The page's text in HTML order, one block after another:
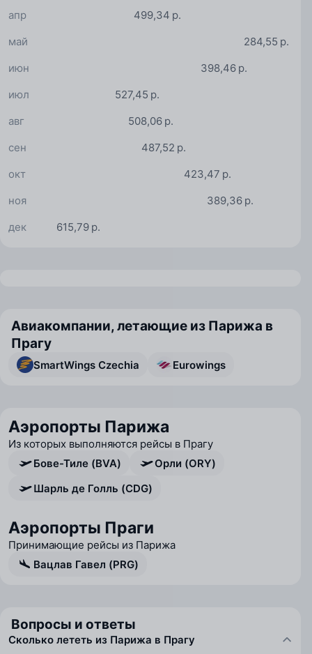
499,34 р.
апр
284,55 р.
май
398,46 р.
июн
527,45 р.
июл
508,06 р.
авг
487,52 р.
сен
423,47 р.
окт
389,36 р.
ноя
615,79 р.
дек
Авиакомпании, летающие из Парижа в
Прагу
SmartWings Czechia Eurowings
Аэропорты Парижа
Из которых выполняются рейсы в Прагу
Бове-Тиле (BVA)
Орли (ORY)
Шарль де Голль (CDG)
Аэропорты Праги
Принимающие рейсы из Парижа
Вацлав Гавел (PRG)
Вопросы и ответы
Сколько лететь из Парижа в Прагу